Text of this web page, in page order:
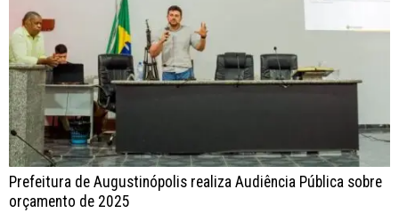
Prefeitura de Augustinópolis realiza Audiência Pública sobre
orçamento de 2025